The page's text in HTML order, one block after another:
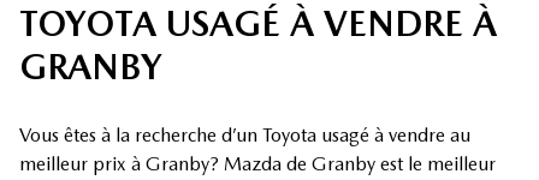
TOYOTA USAGÉ À VENDRE À
GRANBY
Vous êtes à la recherche d’un Toyota usagé à vendre au
meilleur prix à Granby? Mazda de Granby est le meilleur